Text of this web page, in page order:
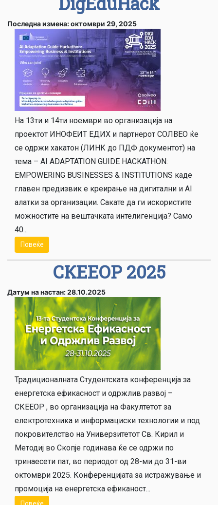
Последна измена: октомври 29, 2025
На 13ти и 14ти ноември во организација на
проектот ИНОФЕИТ ЕДИХ и партнерот СОЛВЕО ќе
се одржи хакатон (ЛИНК до ПДФ документот) на
тема – AI ADAPTATION GUIDE HACKATHON:
EMPOWERING BUSINESSES & INSTITUTIONS каде
главен предизвик е креирање на дигитални и АI
алатки за организации. Сакате да ги искористите
можностите на вештачката интелигенција? Само
40...
Повеќе
СКЕЕОР 2025
Датум на настан: 28.10.2025
Традиционалната Студентската конференција за
енергетска ефикасност и одржлив развој –
СКЕЕОР , во организација на Факултетот за
електротехника и информациски технологии и под
покровителство на Универзитетот Св. Кирил и
Методиј во Скопје годинава ќе се одржи по
тринаесети пат, во периодот од 28-ми до 31-ви
октомври 2025. Конференцијата за истражување и
промоција на енергетска ефиканост...